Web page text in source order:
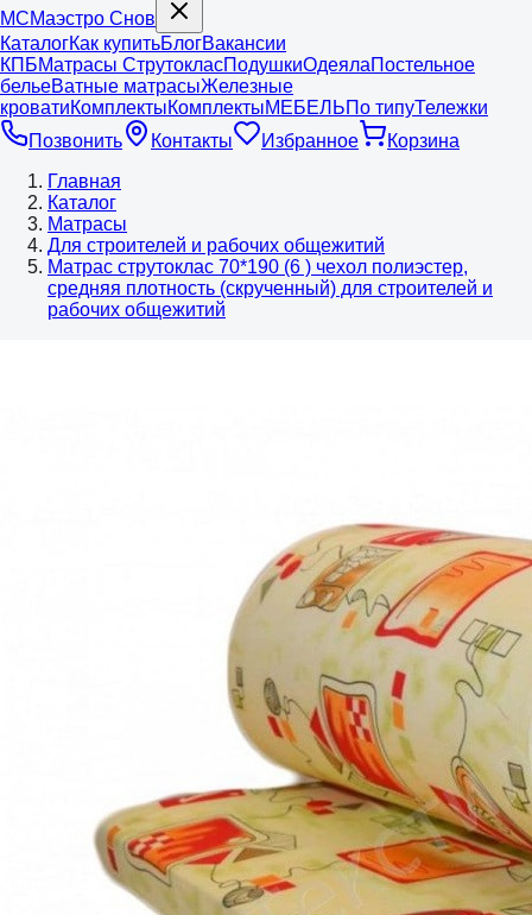
МСМаэстро Снов
КаталогКак купитьБлогВакансии
КПБМатрасы СтрутокласПодушкиОдеялаПостельное
бельеВатные матрасыЖелезные
кроватиКомплектыКомплектыМЕБЕЛЬПо типуТележки
Позвонить
Контакты Избранное
Корзина
Главная
Каталог
Матрасы
Для строителей и рабочих общежитий
Матрас струтоклас 70*190 (6 ) чехол полиэстер,
средняя плотность (скрученный) для строителей и
рабочих общежитий